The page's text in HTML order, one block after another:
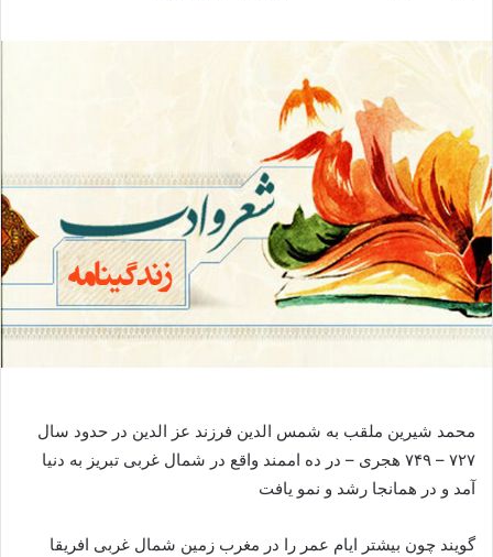
محمد شیرین ملقب به شمس الدین فرزند عز الدین در حدود سال
۷۲۷ – ۷۴۹ هجری – در ده اممند واقع در شمال غربی تبریز به دنیا
آمد و در همانجا رشد و نمو یافت
گویند چون بیشتر ایام عمر را در مغرب زمین شمال غربی افریقا